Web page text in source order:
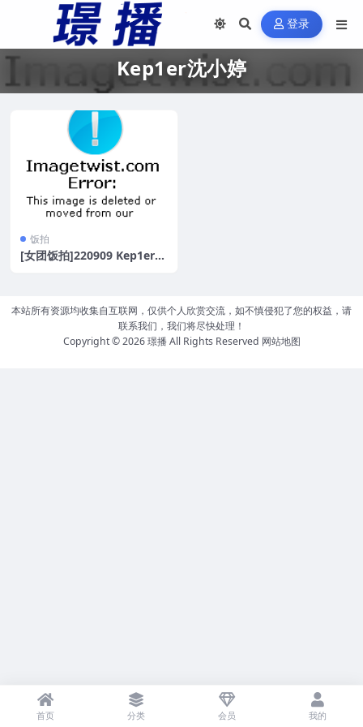
登录
Kep1er沈小婷
饭拍
[女团饭拍]220909 Kep1er沈
本站所有资源均收集自互联网，仅供个人欣赏交流，如不慎侵犯了您的权益，请
联系我们，我们将尽快处理！
Copyright © 2026璟播All Rights Reserved 网站地图
首页 分类 会员 我的